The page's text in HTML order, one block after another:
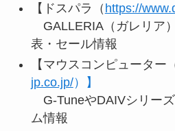
【ドスパラ（ https://
GALLERIA（ガレリア
表・セール情報
【マウスコンピューター
jp.co.jp/）】
G-TuneやDAIVシリー
ム情報